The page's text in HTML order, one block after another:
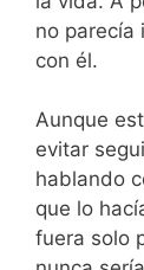
no parecía
con él.
Aunque
evitar
hablando
que lo
fuera solo